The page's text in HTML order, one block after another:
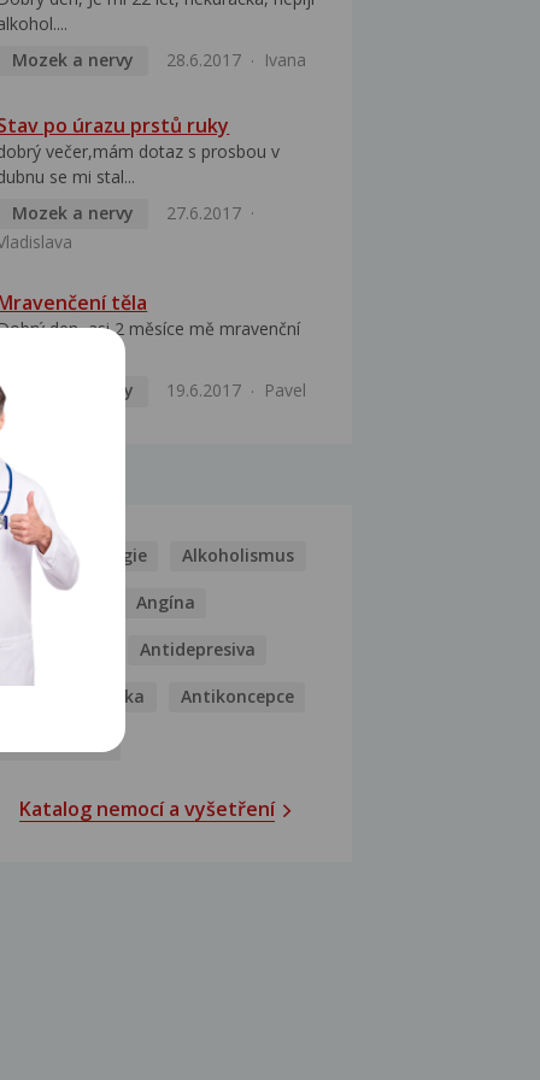
Mozek a nervy
28.6.2017 Ivana
po úrazu prstů ruky
večer,mám dotaz s prosbou v
se mi stal...
Mozek a nervy
27.6.2017
těla
den, asi 2 měsíce mě mravenční
pravá část těla,...
Mozek a nervy
19.6.2017 Pavel
Kašel Alergie Alkoholismus
Angína
Antidepresiva
Antihistaminika Antikoncepce
Katalog nemocí a vyšetření